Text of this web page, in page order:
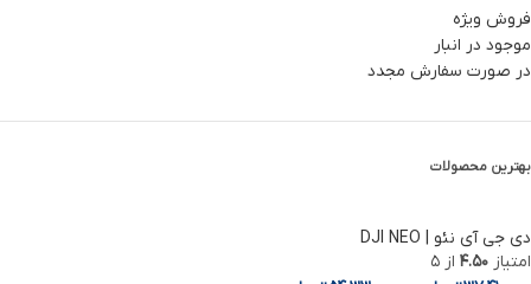
فروش ویژه
موجود در انبار
در صورت سفارش مجدد
بهترین محصولات
دی جی آی نئو | DJI NEO
امتیاز 4.50 از 5